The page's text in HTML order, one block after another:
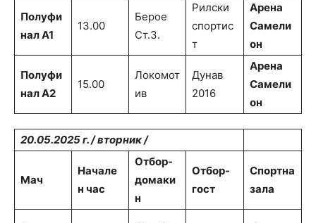
Полуфи
нал А1
13.00
Берое
Ст.З.
Рилски
спортис
т
Арена
Самели
он
Полуфи
нал А2
15.00
Локомот
ив
Дунав
2016
Арена
Самели
он
20.05.2025 г. /вторник /
Мач
Начале
н час
Отбор-
домаки
н
Отбор-
гост
Спортна
зала